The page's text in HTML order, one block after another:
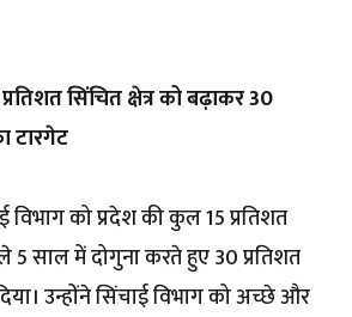
सिंचित क्षेत्र को बढ़ाकर 30
टारगेट
को प्रदेश की कुल 15 प्रतिशत
साल में दोगुना करते हुए 30 प्रतिशत
उन्होंने सिंचाई विभाग को अच्छे और